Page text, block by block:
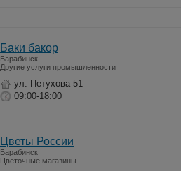
Баки бакор
Барабинск
Другие услуги промышленности
ул. Петухова 51
09:00-18:00
Цветы России
Барабинск
Цветочные магазины